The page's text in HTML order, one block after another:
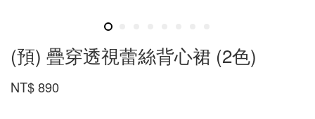
(預) 疊穿透視蕾絲背心裙 (2色)
NT$ 890